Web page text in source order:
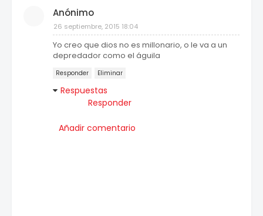
Anónimo
26 septiembre, 2015 18:04
Yo creo que dios no es millonario, o le va a un
depredador como el águila
Responder Eliminar
Respuestas
Responder
Añadir comentario